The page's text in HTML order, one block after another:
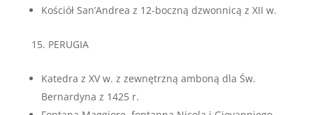
Kościół San’Andrea z 12-boczną dzwonnicą z XII w.
PERUGIA
Katedra z XV w. z zewnętrzną amboną dla Św.
Bernardyna z 1425 r.